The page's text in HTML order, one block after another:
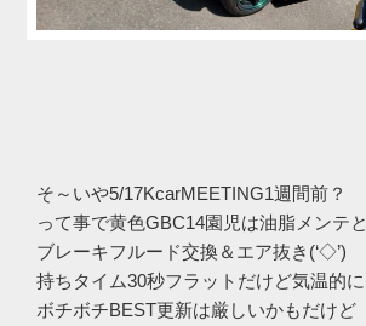
そ～いや5/17KcarMEETING1週間前？
って事で黄色GBC14園児は油脂メンテと
ブレーキフルード交換＆エア抜き(‘◇’)ゞ
持ちタイム30秒フラットだけど気温的に
ボチボチBEST更新は厳しいかもだけど